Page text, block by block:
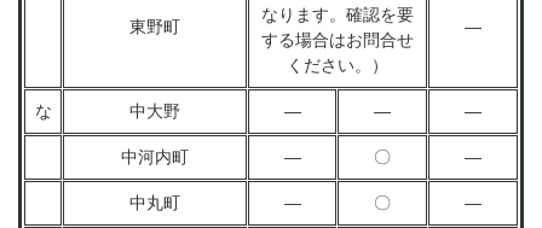
東野町
なります。確認を要
する場合はお問合せ
ください。）
―
な 中大野 ― ― ―
中河内町 ― 〇 ―
中丸町 ― 〇 ―